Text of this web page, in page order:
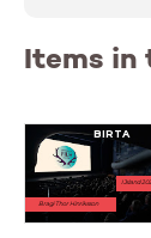
Items in
BIRTA
IJsland
Bragi Thor Hinriksson